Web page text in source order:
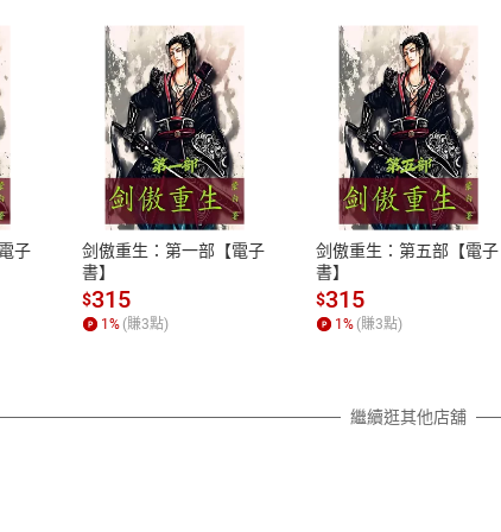
、LINE PAY、AFTEE
退換貨規範
本店是否提供消費者保護法七
之權利，遽消費者保護法及通
除權合理例外情事適用準則，
質各有不同規定。詳細退換貨
照各商品說明。
子
剑傲重生：第一部【電子
書】
$315
1 % (賺3點)
剑傲重生：第五部【電子
書】
$315
1 % (賺3點)
繼續逛其他店舖